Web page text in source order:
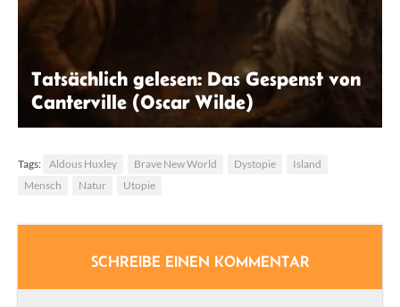
Tatsächlich gelesen: Das Gespenst von
Canterville (Oscar Wilde)
Tags: Aldous Huxley Brave New World Dystopie
Island
Mensch
Natur Utopie
SCHREIBE EINEN KOMMENTAR